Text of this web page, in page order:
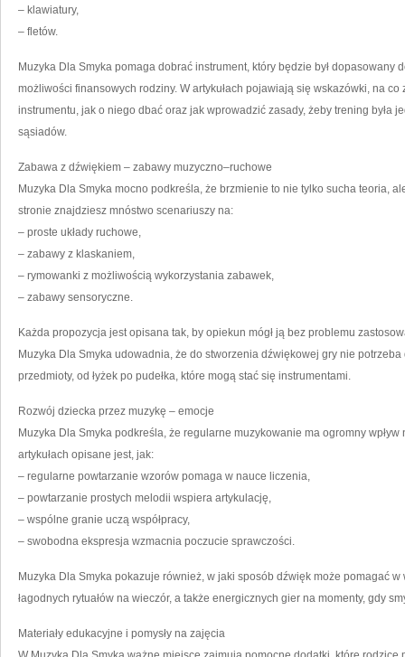
– klawiatury,
– fletów.
Muzyka Dla Smyka pomaga dobrać instrument, który będzie był dopasowany
możliwości finansowych rodziny. W artykułach pojawiają się wskazówki, na
instrumentu, jak o niego dbać oraz jak wprowadzić zasady, żeby trening była
sąsiadów.
Zabawa z dźwiękiem – zabawy muzyczno–ruchowe
Muzyka Dla Smyka mocno podkreśla, że brzmienie to nie tylko sucha teoria,
stronie znajdziesz mnóstwo scenariuszy na:
– proste układy ruchowe,
– zabawy z klaskaniem,
– rymowanki z możliwością wykorzystania zabawek,
– zabawy sensoryczne.
Każda propozycja jest opisana tak, by opiekun mógł ją bez problemu
Muzyka Dla Smyka udowadnia, że do stworzenia dźwiękowej gry nie
przedmioty, od łyżek po pudełka, które mogą stać się instrumentami.
Rozwój dziecka przez muzykę – emocje
Muzyka Dla Smyka podkreśla, że regularne muzykowanie ma ogromny wpływ
artykułach opisane jest, jak:
– regularne powtarzanie wzorów pomaga w nauce liczenia,
– powtarzanie prostych melodii wspiera artykulację,
– wspólne granie uczą współpracy,
– swobodna ekspresja wzmacnia poczucie sprawczości.
Muzyka Dla Smyka pokazuje również, w jaki sposób dźwięk może pomagać
łagodnych rytuałów na wieczór, a także energicznych gier na momenty, gdy
Materiały edukacyjne i pomysły na zajęcia